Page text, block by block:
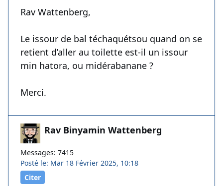
Rav Wattenberg,
Le issour de bal téchaquétsou quand on se
retient d’aller au toilette est-il un issour
min hatora, ou midérabanane ?
Merci.
Rav Binyamin Wattenberg
Messages: 7415
Posté le: Mar 18 Février 2025, 10:18
Citer